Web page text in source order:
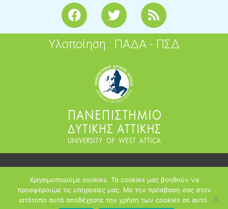
F
a
c
e
T
w
i
t
e
r
R
s
s
Υλοποίηση : ΠΑΔΑ - ΠΣΔ
opensoft.sch.gr
Χρησιμοποιούμε cookies. Τα cookies μας βοηθούν να
προσφέρουμε τις υπηρεσίες μας. Με την πρόσβαση σας στον
ιστότοπο αυτό αποδέχεστε την χρήση των cookies σε αυτό.